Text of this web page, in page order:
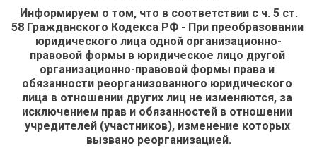
Информируем о том, что в соответствии с ч. 5 ст.
58 Гражданского Кодекса РФ - При преобразовании
юридического лица одной организационно-
правовой формы в юридическое лицо другой
организационно-правовой формы права и
обязанности реорганизованного юридического
лица в отношении других лиц не изменяются, за
исключением прав и обязанностей в отношении
учредителей (участников), изменение которых
вызвано реорганизацией.